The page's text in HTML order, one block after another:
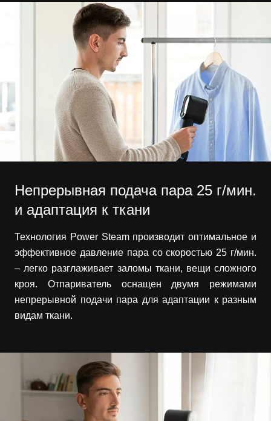
Непрерывная подача пара 25 г/мин.
и адаптация к ткани
Технология Power Steam производит оптимальное и
эффективное давление пара со скоростью 25 г/мин.
– легко разглаживает заломы ткани, вещи сложного
кроя. Отпариватель оснащен двумя режимами
непрерывной подачи пара для адаптации к разным
видам ткани.